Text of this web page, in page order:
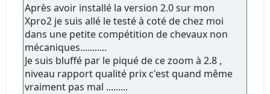
Après avoir installé la version 2.0 sur mon
Xpro2 je suis allé le testé à coté de chez moi
dans une petite compétition de chevaux non
mécaniques...........
Je suis bluffé par le piqué de ce zoom à 2.8 ,
niveau rapport qualité prix c'est quand même
vraiment pas mal .........